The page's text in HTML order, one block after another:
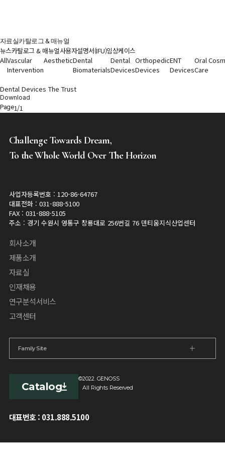
자료실카탈로그 & 매뉴얼
뉴스카탈로그 & 매뉴얼사용자설명서(IFU)임상케이스
AllVascular
Intervention
AestheticDental
Biomaterials
Dental
Devices
Orthopedic
Devices
ENT
Devices
Oral
Care
Dental Devices The Trust
Download
Page1/1
Challenge Towards Dream,
To the Whole World Over The Horizon
사업자등록번호 : 120-86-64767
대표전화 : 031-888-5100
FAX : 031-888-5105
주소 : 경기 수원시 영통구 창룡대로 256번길 76 덴티움지식산업센터
회사소개
제품소개
자료실
인재채용
연구분석서비스
고객센터
Family Site
Catalog
©2022. GENOSS
All Rights Reserved
대표번호 : 031.888.5100